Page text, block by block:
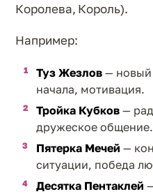
Королева, Король).
Например:
Туз Жезлов — новый
начала, мотивация.
Тройка Кубков —
дружеское общение.
Пятерка Мечей —
ситуации, победа
Десятка Пентаклей